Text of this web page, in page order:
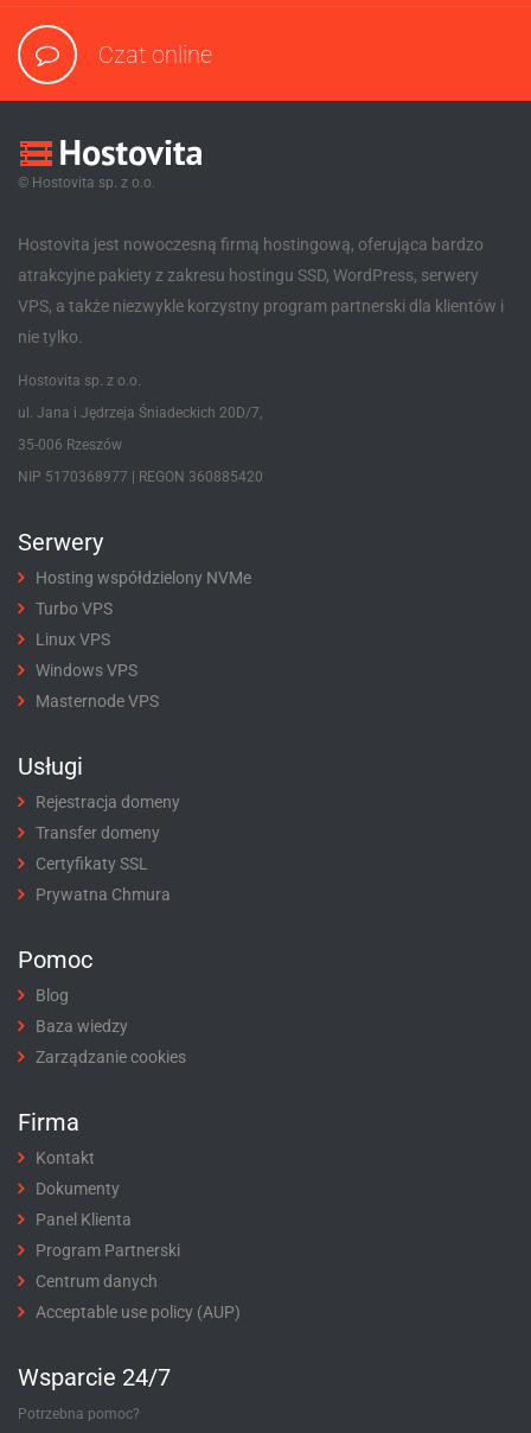
Czat online
© Hostovita sp. z o.o.
Hostovita jest nowoczesną firmą hostingową, oferująca bardzo
atrakcyjne pakiety z zakresu hostingu SSD, WordPress, serwery
VPS, a także niezwykle korzystny program partnerski dla klientów i
nie tylko.
Hostovita sp. z o.o.
ul. Jana i Jędrzeja Śniadeckich 20D/7,
35-006 Rzeszów
NIP 5170368977 | REGON 360885420
Serwery
Hosting współdzielony NVMe
Turbo VPS
Linux VPS
Windows VPS
Masternode VPS
Usługi
Rejestracja domeny
Transfer domeny
Certyfikaty SSL
Prywatna Chmura
Pomoc
Blog
Baza wiedzy
Zarządzanie cookies
Firma
Kontakt
Dokumenty
Panel Klienta
Program Partnerski
Centrum danych
Acceptable use policy (AUP)
Wsparcie 24/7
Potrzebna pomoc?